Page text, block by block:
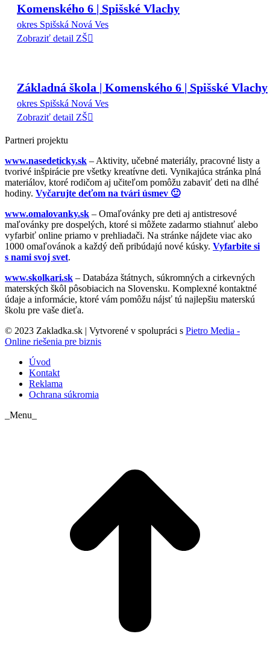
Komenského 6 | Spišské Vlachy
okres Spišská Nová Ves
Zobraziť detail ZŠ
Základná škola | Komenského 6 | Spišské Vlachy
okres Spišská Nová Ves
Zobraziť detail ZŠ
Partneri projektu
www.nasedeticky.sk – Aktivity, učebné materiály, pracovné listy a
tvorivé inšpirácie pre všetky kreatívne deti. Vynikajúca stránka plná
materiálov, ktoré rodičom aj učiteľom pomôžu zabaviť deti na dlhé
hodiny. Vyčarujte deťom na tvári úsmev 🙂
www.omalovanky.sk – Omaľovánky pre deti aj antistresové
maľovánky pre dospelých, ktoré si môžete zadarmo stiahnuť alebo
vyfarbiť online priamo v prehliadači. Na stránke nájdete viac ako
1000 omaľovánok a každý deň pribúdajú nové kúsky. Vyfarbite si
s nami svoj svet.
www.skolkari.sk – Databáza štátnych, súkromných a cirkevných
materských škôl pôsobiacich na Slovensku. Komplexné kontaktné
údaje a informácie, ktoré vám pomôžu nájsť tú najlepšiu materskú
školu pre vaše dieťa.
© 2023 Zakladka.sk | Vytvorené v spolupráci s Pietro Media -
Online riešenia pre biznis
Úvod
Kontakt
Reklama
Ochrana súkromia
_Menu_